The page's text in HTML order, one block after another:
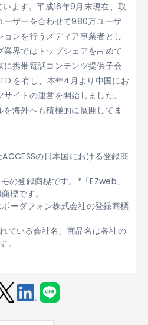
ます。平成16年9月末現在、取
ーザーを合わせて980万ユーザ
ンを行うメディア事業者とし
界ではトップシェアを占めて
携帯電話コンテンツ提供子会
を有し、本年4月より中国にお
イトの運営を開始しました。
海外へも積極的に展開してま
の日本国における登録商
の登録商標です。*「EZweb」
標です。
ーダフォン株式会社の登録商標
ている会社名、商品名は各社の
。